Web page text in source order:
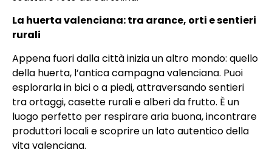
La huerta valenciana: tra arance, orti e sentieri
rurali
Appena fuori dalla città inizia un altro mondo: quello
della huerta, l’antica campagna valenciana. Puoi
esplorarla in bici o a piedi, attraversando sentieri
tra ortaggi, casette rurali e alberi da frutto. È un
luogo perfetto per respirare aria buona, incontrare
produttori locali e scoprire un lato autentico della
vita valenciana.